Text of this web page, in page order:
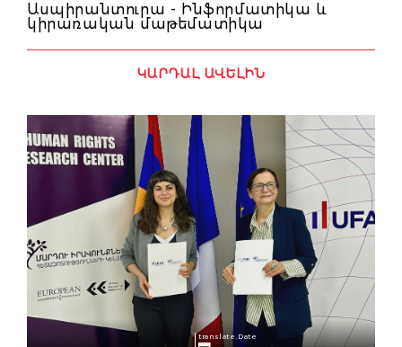
Ասպիրանտուրա - Ինֆորմատիկա և
կիրառական մաթեմատիկա
ԿԱՐԴԱԼ ԱՎԵԼԻՆ
translate.Date